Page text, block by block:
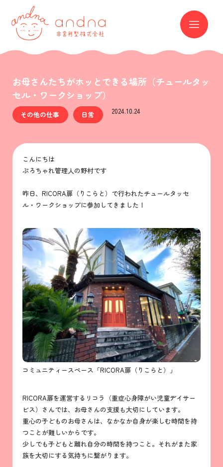
お母さんたちがホッとできる場所（チュールタッ
セル・ワークショップ）
その他の仕事 日常 2024.10.24
こんにちは
ぷろちゃれ管理人の野村です
昨日、RICORA扉（りこらと）で行われたチュールタッセ
ル・ワークショップに参加してきました！
コミュニティースペース「RICORA扉（りこらと）」
RICORA扉を運営するリコラ（重症心身障がい児童デイサー
ビス）さんでは、お母さんの支援も大切にしています。
重心の子どものお母さんは、なかなか自身が楽しむ時間を持
つことが難しいからです。
少しでも子どもと離れ自分の時間を持つこと。それがまた家
族を大切にする気持ちに繋がります。